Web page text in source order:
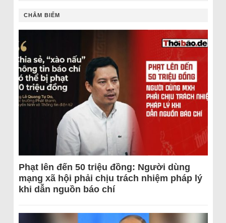
CHÂM BIẾM
Phạt lên đến 50 triệu đồng: Người dùng
mạng xã hội phải chịu trách nhiệm pháp lý
khi dẫn nguồn báo chí